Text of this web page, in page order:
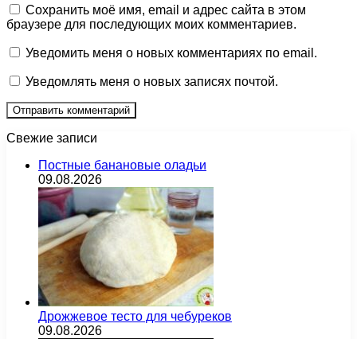
Сохранить моё имя, email и адрес сайта в этом
браузере для последующих моих комментариев.
Уведомить меня о новых комментариях по email.
Уведомлять меня о новых записях почтой.
Свежие записи
Постные банановые оладьи
09.08.2026
Дрожжевое тесто для чебуреков
09.08.2026